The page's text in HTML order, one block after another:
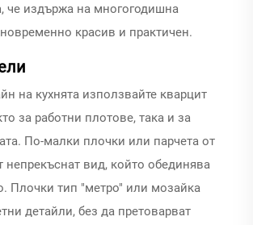
че издържа на многогодишна
красив и практичен.
на кухнята използвайте кварцит
за работни плотове, така и за
По-малки плочки или парчета от
непрекъснат вид, който обединява
Плочки тип "метро" или мозайка
детайли, без да претоварват